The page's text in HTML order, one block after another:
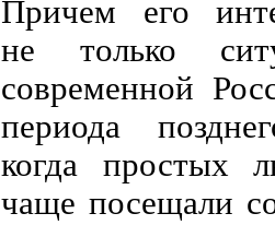
Причем его
не только
современной
периода
когда простых
чаще посещали